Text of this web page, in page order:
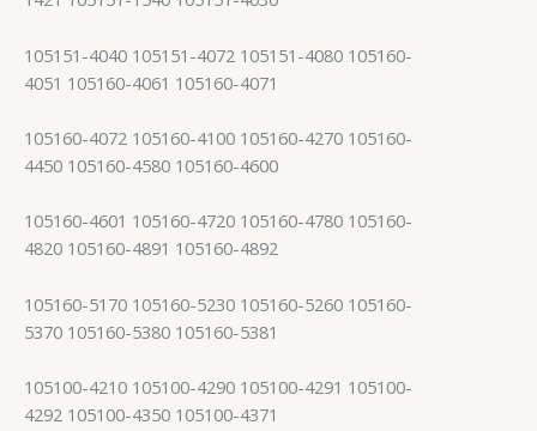
105151-4040 105151-4072 105151-4080 105160-
4051 105160-4061 105160-4071
105160-4072 105160-4100 105160-4270 105160-
4450 105160-4580 105160-4600
105160-4601 105160-4720 105160-4780 105160-
4820 105160-4891 105160-4892
105160-5170 105160-5230 105160-5260 105160-
5370 105160-5380 105160-5381
105100-4210 105100-4290 105100-4291 105100-
4292 105100-4350 105100-4371